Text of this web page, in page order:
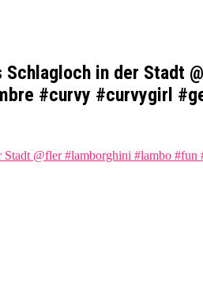
in der Stadt
#curvy #curvygirl